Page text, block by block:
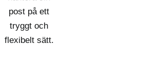
post på ett
tryggt och
flexibelt sätt.